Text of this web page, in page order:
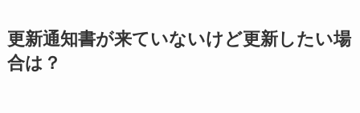
更新通知書が来ていないけど更新したい場
合は？